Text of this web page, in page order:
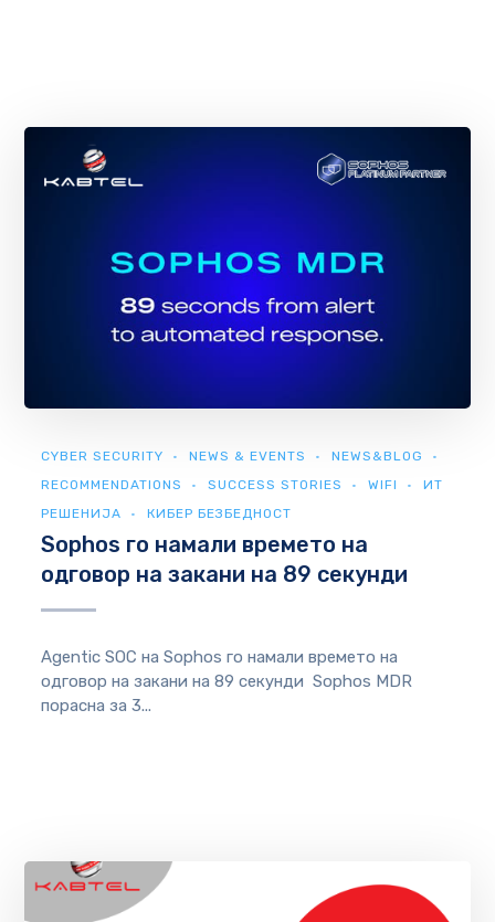
CYBER SECURITY NEWS & EVENTS
NEWS&BLOG
RECOMMENDATIONS
SUCCESS STORIES WIFI
ИТ
РЕШЕНИЈА
КИБЕР БЕЗБЕДНОСТ
Sophos го намали времето на
одговор на закани на 89 секунди
Agentic SOC на Sophos го намали времето на
одговор на закани на 89 секунди Sophos MDR
порасна за 3...